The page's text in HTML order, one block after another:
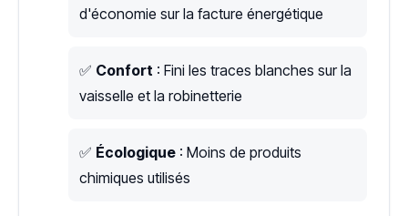
d'économie sur la facture énergétique
✅ Confort : Fini les traces blanches sur la
vaisselle et la robinetterie
✅ Écologique : Moins de produits
chimiques utilisés